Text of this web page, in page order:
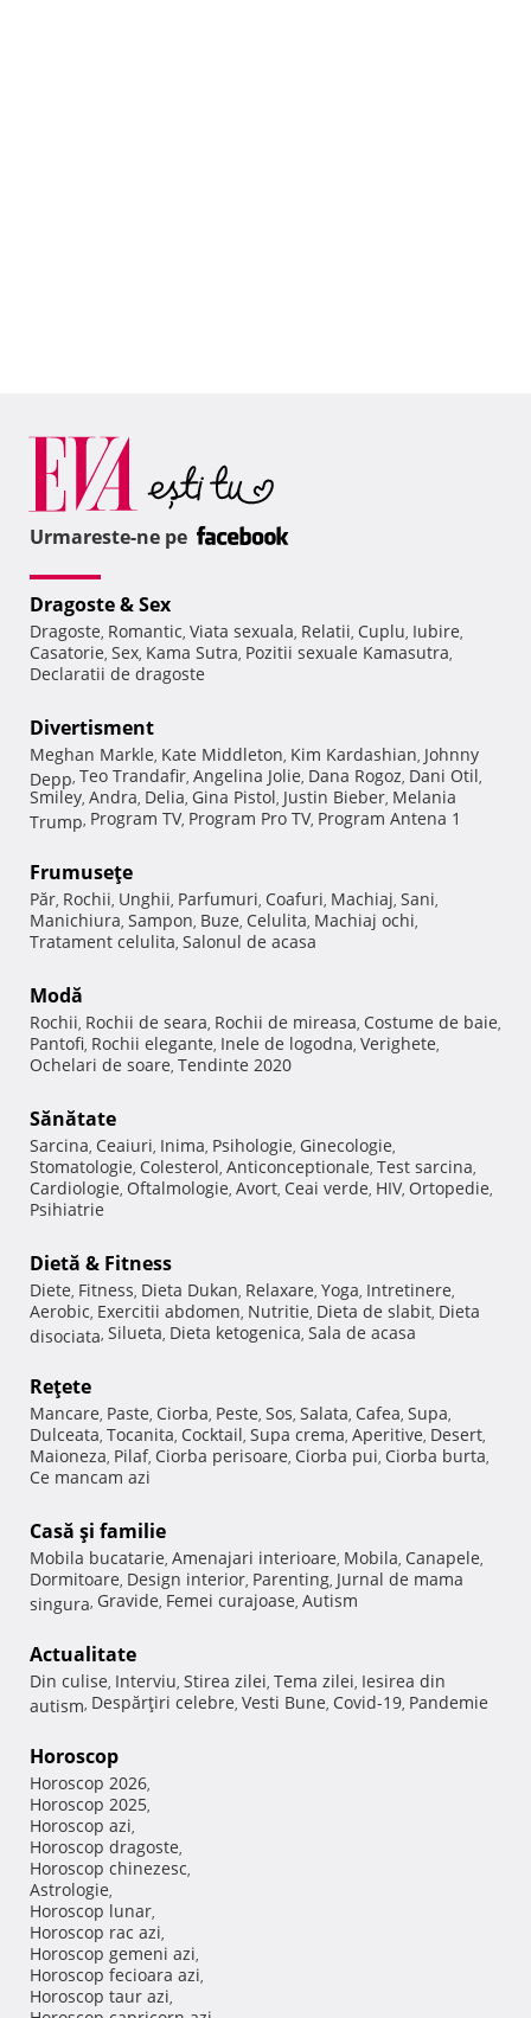
Urmareste-ne pe
Dragoste & Sex
Dragoste, Romantic, Viata sexuala, Relatii, Cuplu, Iubire,
Casatorie, Sex, Kama Sutra, Pozitii sexuale Kamasutra,
Declaratii de dragoste
Divertisment
Meghan Markle, Kate Middleton, Kim Kardashian, Johnny
Depp, Teo Trandafir, Angelina Jolie, Dana Rogoz, Dani Otil,
Smiley, Andra, Delia, Gina Pistol, Justin Bieber, Melania
Trump, Program TV, Program Pro TV, Program Antena 1
Frumuseţe
Păr, Rochii, Unghii, Parfumuri, Coafuri, Machiaj, Sani,
Manichiura, Sampon, Buze, Celulita, Machiaj ochi,
Tratament celulita, Salonul de acasa
Modă
Rochii, Rochii de seara, Rochii de mireasa, Costume de baie,
Pantofi, Rochii elegante, Inele de logodna, Verighete,
Ochelari de soare, Tendinte 2020
Sănătate
Sarcina, Ceaiuri, Inima, Psihologie, Ginecologie,
Stomatologie, Colesterol, Anticonceptionale, Test sarcina,
Cardiologie, Oftalmologie, Avort, Ceai verde, HIV, Ortopedie,
Psihiatrie
Dietă & Fitness
Diete, Fitness, Dieta Dukan, Relaxare, Yoga, Intretinere,
Aerobic, Exercitii abdomen, Nutritie, Dieta de slabit, Dieta
disociata, Silueta, Dieta ketogenica, Sala de acasa
Reţete
Mancare, Paste, Ciorba, Peste, Sos, Salata, Cafea, Supa,
Dulceata, Tocanita, Cocktail, Supa crema, Aperitive, Desert,
Maioneza, Pilaf, Ciorba perisoare, Ciorba pui, Ciorba burta,
Ce mancam azi
Casă şi familie
Mobila bucatarie, Amenajari interioare, Mobila, Canapele,
Dormitoare, Design interior, Parenting, Jurnal de mama
singura, Gravide, Femei curajoase, Autism
Actualitate
Din culise, Interviu, Stirea zilei, Tema zilei, Iesirea din
autism, Despărţiri celebre, Vesti Bune, Covid-19, Pandemie
Horoscop
Horoscop 2026,
Horoscop 2025,
Horoscop azi,
Horoscop dragoste,
Horoscop chinezesc,
Astrologie,
Horoscop lunar,
Horoscop rac azi,
Horoscop gemeni azi,
Horoscop fecioara azi,
Horoscop taur azi,